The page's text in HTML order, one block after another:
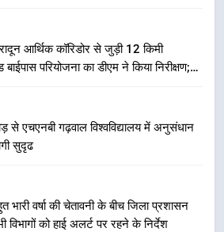
आर्थिक कॉरिडोर से जुड़ी 12 किमी
बाईपास परियोजना का डीएम ने किया निरीक्षण;
से कोई समझौता नहींः डीएम
से एचएनबी गढ़वाल विश्वविद्यालय में अनुसंधान
सुदृढ
भारी वर्षा की चेतावनी के बीच जिला प्रशासन
विभागों को हाई अलर्ट पर रहने के निर्देश
गिरफ्तार
उत्तराखण्ड
भारी बारिश का अलर्ट! 6 अगस्त को
देहरादून में स्कूल बंद